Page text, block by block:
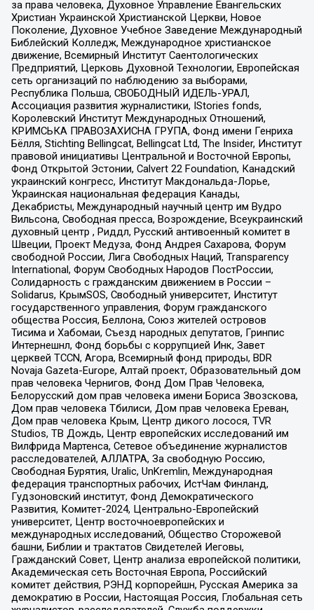
за права человека, Духовное Управление Евангельских
Христиан Украинской Христианской Церкви, Новое
Поколение, Духовное Учебное Заведение Международный
Библейский Колледж, Международное христианское
движение, Всемирный Институт Саентологических
Предприятий, Церковь Духовной Технологии, Европейская
сеть организаций по наблюдению за выборами,
Республика Польша, СВОБОДНЫЙ ИДЕЛЬ-УРАЛ,
Ассоциация развития журналистики, IStories fonds,
Королевский Институт Международных Отношений,
КРИМСЬКА ПРАВОЗАХИСНА ГРУПА, Фонд имени Генриха
Бёлля, Stichting Bellingcat, Bellingcat Ltd, The Insider, Институт
правовой инициативы Центральной и Восточной Европы,
Фонд Открытой Эстонии, Calvert 22 Foundation, Канадский
украинский конгресс, Институт Макдональда-Лорье,
Украинская национальная федерация Канады,
Декабристы, Международный научный центр им Вудро
Вильсона, Свободная пресса, Возрождение, Всеукраинский
духовный центр , Риддл, Русский антивоенный комитет в
Швеции, Проект Медуза, Фонд Андрея Сахарова, Форум
свободной России, Лига Свободных Наций, Transparеncy
International, Форум Свободных Народов ПостРоссии,
Солидарность с гражданским движением в России –
Solidarus, КрымSOS, Свободный университет, Институт
государственного управления, Форум гражданского
общества Россия, Беллона, Союз жителей островов
Тисима и Хабомаи, Съезд народных депутатов, Гринпис
Интернешнл, Фонд борьбы с коррупцией Инк, Завет
церквей TCCN, Агора, Всемирный фонд природы, BDR
Novaja Gazeta-Europe, Алтай проект, Образовательный дом
прав человека Чернигов, Фонд Дом Прав Человека,
Белорусский дом прав человека имени Бориса Звозскова,
Дом прав человека Тбилиси, Дом прав человека Ереван,
Дом прав человека Крым, Центр дикого лосося, TVR
Studios, ТВ Дождь, Центр европейских исследований им
Вилфрида Мартенса, Сетевое объединение журналистов
расследователей, АЛЛАТРА, За свободную Россию,
Свободная Бурятия, Uralic, UnKremlin, Международная
федерация транспортных рабочих, ИстЧам Финланд,
Гудзоновский институт, Фонд Демократического
Развития, Комитет-2024, Центрально-Европейский
университет, Центр восточноевропейских и
международных исследований, Общество Сторожевой
башни, Библии и трактатов Свидетелей Иеговы,
Гражданский Совет, Центр анализа европейской политики,
Академическая сеть Восточная Европа, Российский
комитет действия, РЭНД корпорейшн, Русская Америка за
демократию в России, Настоящая Россия, Глобальная сеть